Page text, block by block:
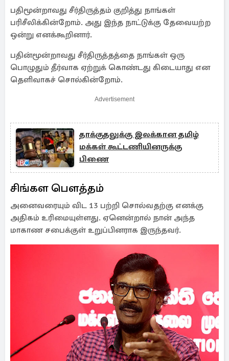
பதிமூன்றாவது சீர்திருத்தம் குறித்து நாங்கள்
பரிசீலிக்கின்றோம். அது இந்த நாட்டுக்கு தேவையற்ற
ஒன்று எனக்கூறினார்.
பதின்மூன்றாவது சீர்திருத்தத்தை நாங்கள் ஒரு
பொழுதும் தீர்வாக ஏற்றுக் கொண்டது கிடையாது என
தெளிவாகச் சொல்கின்றோம்.
Advertisement
தாக்குதலுக்கு இலக்கான தமிழ்
மக்கள் கூட்டணியினருக்கு
பிணை
சிங்கள பௌத்தம்
அனைவரையும் விட 13 பற்றி சொல்வதற்கு எனக்கு
அதிகம் உரிமையுள்ளது. ஏனென்றால் நான் அந்த
மாகாண சபைக்குள் உறுப்பினராக இருந்தவர்.